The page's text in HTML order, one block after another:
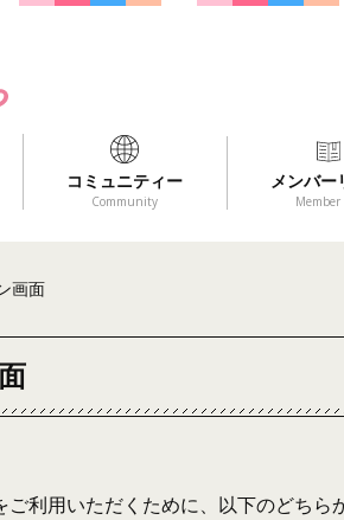
コミュニティー
Community
メンバー
画面
利用いただくために、以下のどちら